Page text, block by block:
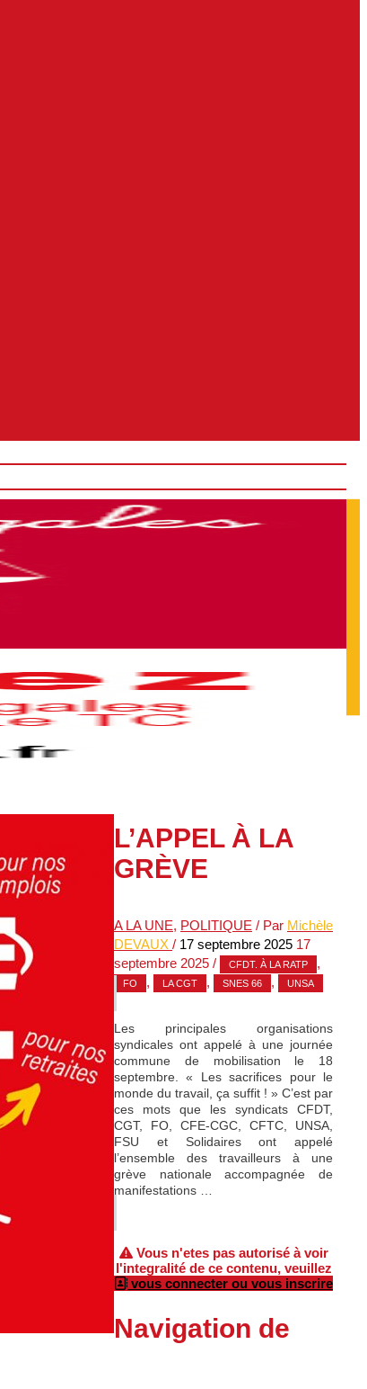
L’APPEL À LA
GRÈVE
A LA UNE, POLITIQUE / Par Michèle
DEVAUX / 17 septembre 2025 17
septembre 2025 / CFDT. À LA RATP ,
FO , LA CGT , SNES 66 , UNSA
Les principales organisations
syndicales ont appelé à une journée
commune de mobilisation le 18
septembre. « Les sacrifices pour le
monde du travail, ça suffit ! » C’est par
ces mots que les syndicats CFDT,
CGT, FO, CFE-CGC, CFTC, UNSA,
FSU et Solidaires ont appelé
l’ensemble des travailleurs à une
grève nationale accompagnée de
manifestations …
Vous n'etes pas autorisé à voir
l'integralité de ce contenu, veuillez
vous connecter ou vous inscrire
Navigation de